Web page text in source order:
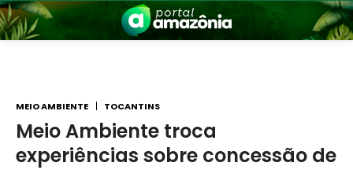
MEIO AMBIENTE TOCANTINS
Meio Ambiente troca
experiências sobre concessão de